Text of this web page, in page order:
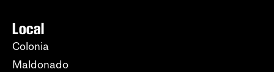
Local
Colonia
Maldonado